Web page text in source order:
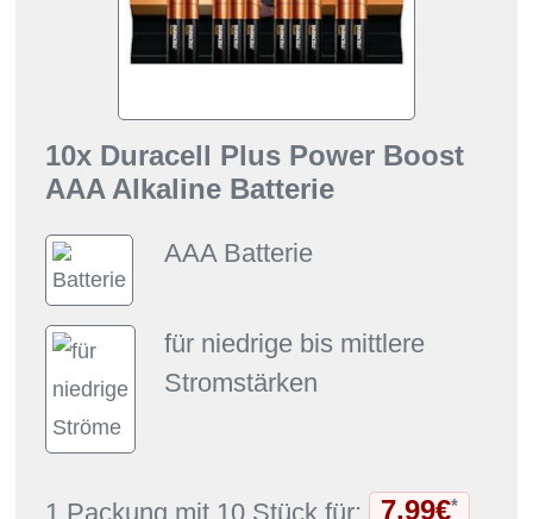
10x Duracell Plus Power Boost
AAA Alkaline Batterie
AAA Batterie
für niedrige bis mittlere
Stromstärken
1 Packung mit 10 Stück für: 7,99€*